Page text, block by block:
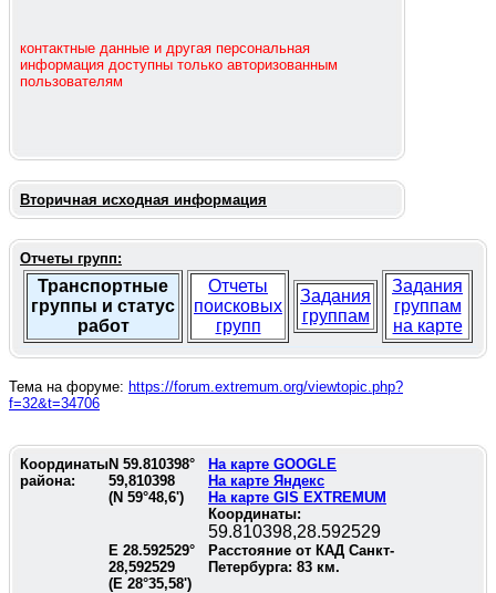
контактные данные и другая персональная
информация доступны только авторизованным
пользователям
Вторичная исходная информация
Отчеты групп:
Транспортные
группы и статус
работ
Отчеты
поисковых
групп
Задания
группам
Задания
группам
на карте
Тема на форуме: https://forum.extremum.org/viewtopic.php?
f=32&t=34706
Координаты
района:
N 59.810398°
59,810398
(N 59°48,6')
На карте GOOGLE
На карте Яндекс
На карте GIS EXTREMUM
Координаты:
59.810398,28.592529
E 28.592529°
28,592529
(E 28°35,58')
Расстояние от КАД Санкт-
Петербурга: 83 км.